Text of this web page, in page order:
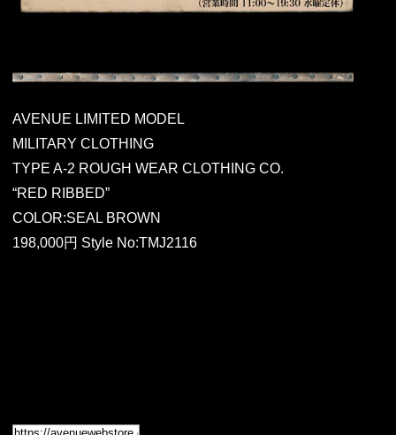
AVENUE LIMITED MODEL
MILITARY CLOTHING
TYPE A-2 ROUGH WEAR CLOTHING CO.
“RED RIBBED”
COLOR:SEAL BROWN
198,000円 Style No:TMJ2116